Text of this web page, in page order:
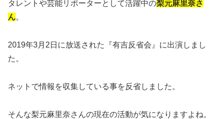
タレントや芸能リポーターとして活躍中の梨元麻里奈さ
ん。
2019年3月2日に放送された『有吉反省会』に出演しまし
た。
ネットで情報を収集している事を反省しました。
そんな梨元麻里奈さんの現在の活動が気になりますよね。